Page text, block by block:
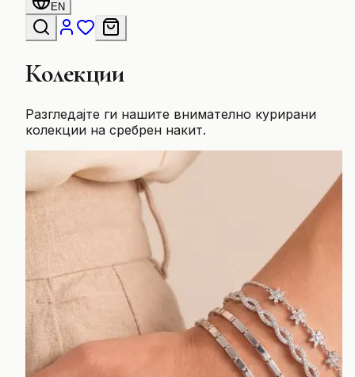
EN
Колекции
Разгледајте ги нашите внимателно курирани
колекции на сребрен накит.